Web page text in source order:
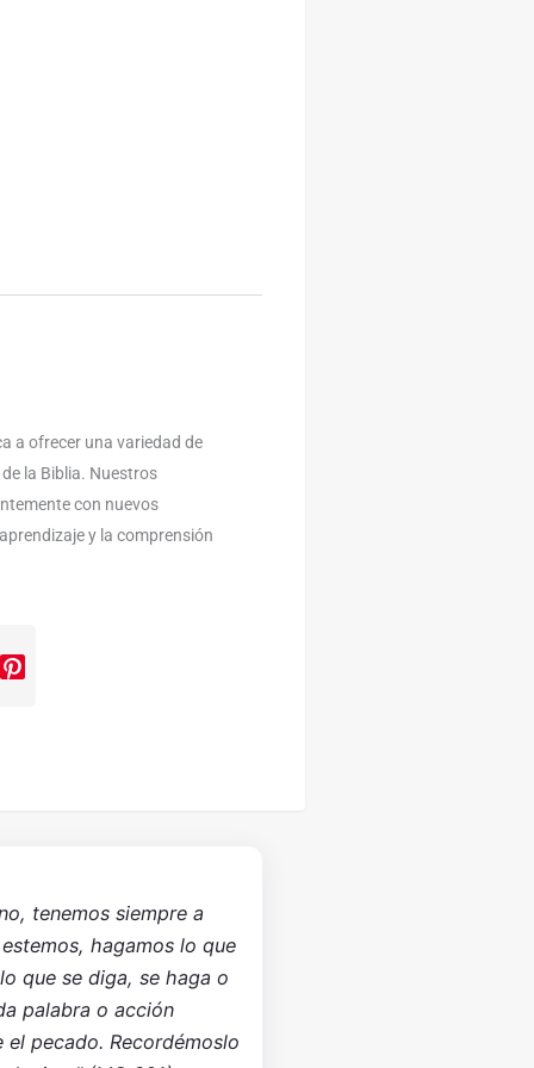
a ofrecer una variedad de
la Biblia. Nuestros
con nuevos
y la comprensión
tenemos siempre a
hagamos lo que
que se diga, se haga o
palabra o acción
pecado. Recordémoslo